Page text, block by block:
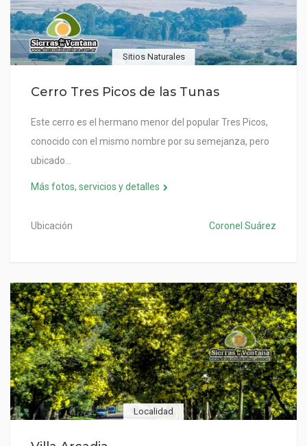
Sitios Naturales
Cerro Tres Picos de las Tunas
Este cerro es el hermano menor del popular Tres Picos,
conocido con el mismo nombre por su semejanza, pero
ubicado…
Más fotos, servicios y detalles
Ubicación Coronel Suárez
Localidad